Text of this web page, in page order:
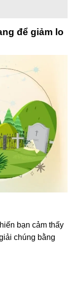
để giảm lo
bạn cảm thấy
chúng bằng